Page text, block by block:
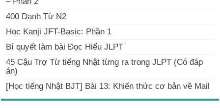
400 Danh Từ N2
Học Kanji JFT-Basic: Phần 1
Bí quyết làm bài Đọc Hiểu JLPT
45 Cậu Trợ Từ tiếng Nhật từng ra trong JLPT (Có đáp
án)
[Học tiếng Nhật BJT] Bài 13: Khiến thức cơ bản về Mail